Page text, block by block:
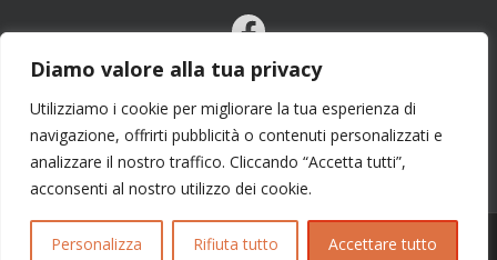
Diamo valore alla tua privacy
Utilizziamo i cookie per migliorare la tua esperienza di
navigazione, offrirti pubblicità o contenuti personalizzati e
analizzare il nostro traffico. Cliccando “Accetta tutti”,
acconsenti al nostro utilizzo dei cookie.
Personalizza Rifiuta tutto Accettare tutto
Facebook
Email
X
Copyright 2025 | info@esseciblog.it | Tema perColorlibDisegnato da